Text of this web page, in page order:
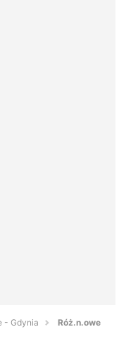
- Gdynia Róż.n.owe